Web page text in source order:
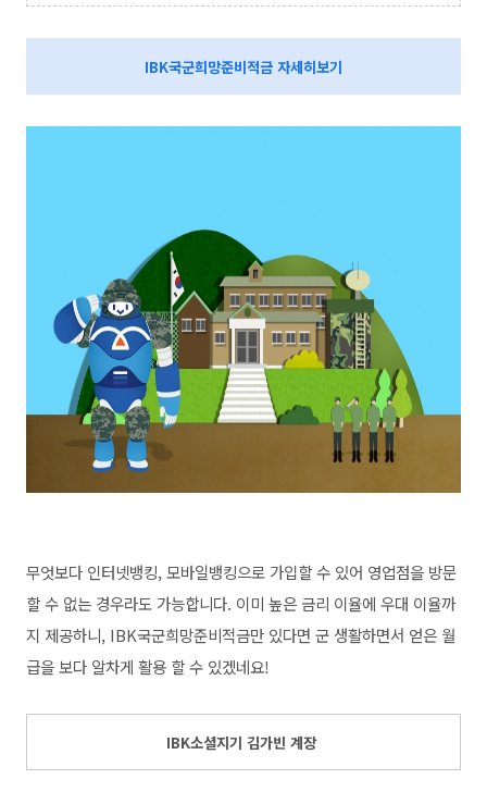
IBK국군희망준비적금 자세히보기
무엇보다 인터넷뱅킹, 모바일뱅킹으로 가입할 수 있어 영업점을 방문
할 수 없는 경우라도 가능합니다. 이미 높은 금리 이율에 우대 이율까
지 제공하니, IBK국군희망준비적금만 있다면 군 생활하면서 얻은 월
급을 보다 알차게 활용 할 수 있겠네요!
IBK소셜지기 김가빈 계장